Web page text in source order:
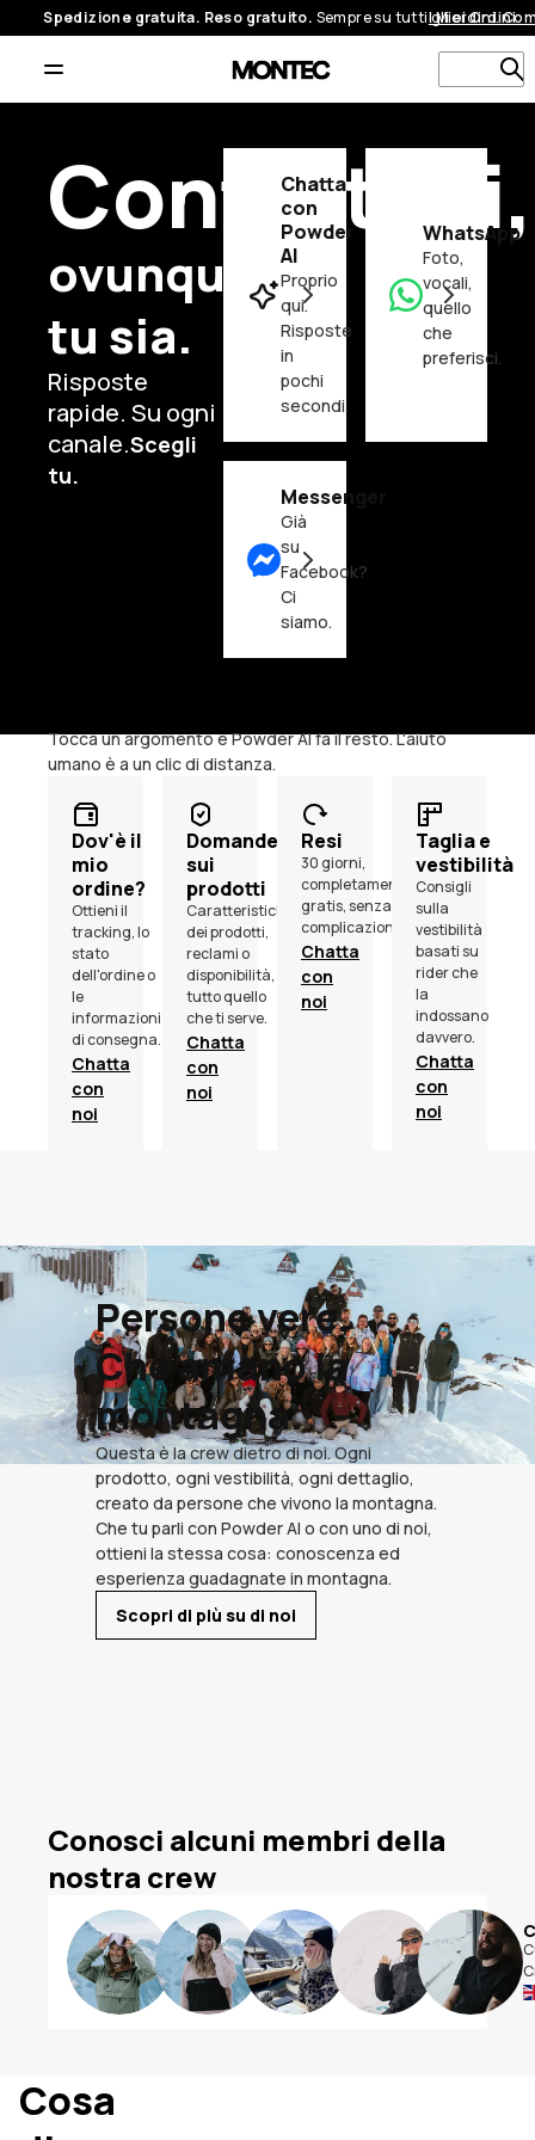
Spedizione gratuita. Reso gratuito. Sempre su tutti gli ordini.
I Miei Ordini
Contattaci,
ovunque
tu sia.
Risposte
rapide. Su ogni
canale.Scegli
tu.
Chatta
con
Powder
AI
Proprio
qui.
Risposte
in
pochi
secondi.
WhatsApp
Foto,
vocali,
quello
che
preferisci.
Messenger
Già
su
Facebook?
Ci
siamo.
Tocca un argomento e Powder AI fa il resto. L'aiuto
umano è a un clic di distanza.
Dov'è il
mio
ordine?
Ottieni il
tracking, lo
stato
dell'ordine o
le
informazioni
di consegna.
Chatta
con
noi
Domande
sui
prodotti
Caratteristiche
dei prodotti,
reclami o
disponibilità,
tutto quello
che ti serve.
Chatta
con
noi
Resi
30 giorni,
completamente
gratis, senza
complicazioni.
Chatta
con
noi
Taglia e
vestibilità
Consigli
sulla
vestibilità
basati su
rider che
la
indossano
davvero.
Chatta
con
noi
Persone vere.
Che amano la
montagna.
Questa è la crew dietro di noi. Ogni
prodotto, ogni vestibilità, ogni dettaglio,
creato da persone che vivono la montagna.
Che tu parli con Powder AI o con uno di noi,
ottieni la stessa cosa: conoscenza ed
esperienza guadagnate in montagna.
Scopri di più su di noi
Conosci alcuni membri della
nostra crew
Bianca
Customer
Crew
Austria
Corinna
Customer
Crew
Austria
Kaylie
Customer
Crew
US
Julia
Customer
Crew
Svezia
Cosa